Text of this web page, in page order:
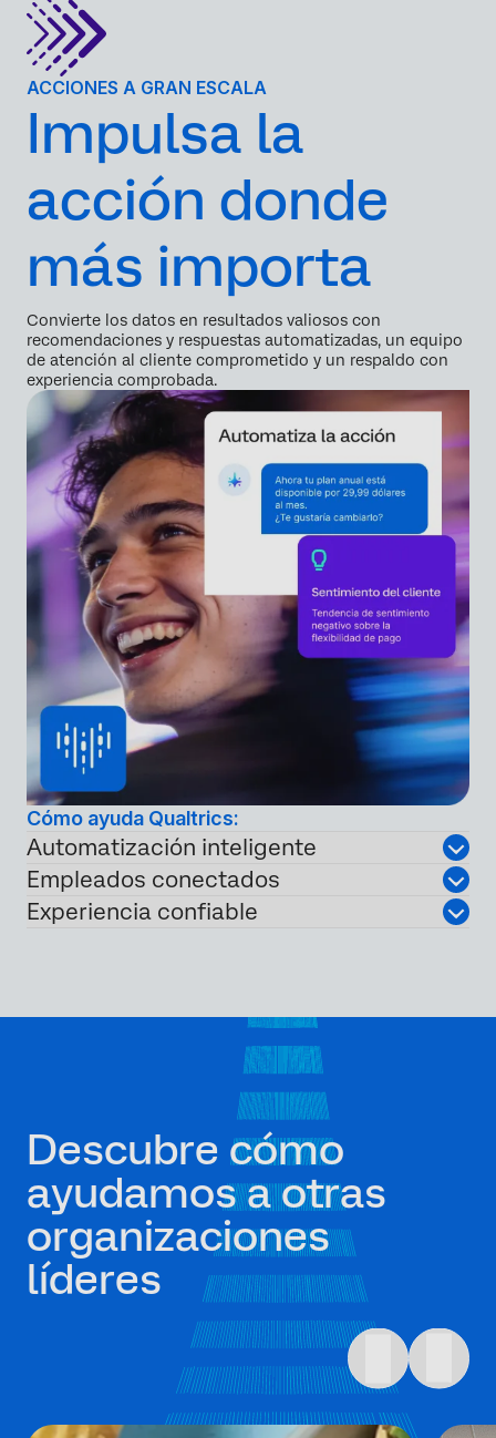
ACCIONES A GRAN ESCALA
Impulsa la
acción donde
más importa
Convierte los datos en resultados valiosos con
recomendaciones y respuestas automatizadas, un equipo
de atención al cliente comprometido y un respaldo con
experiencia comprobada.
Cómo ayuda Qualtrics:
Automatización inteligente
Empleados conectados
Experiencia confiable
Descubre cómo
ayudamos a otras
organizaciones
líderes